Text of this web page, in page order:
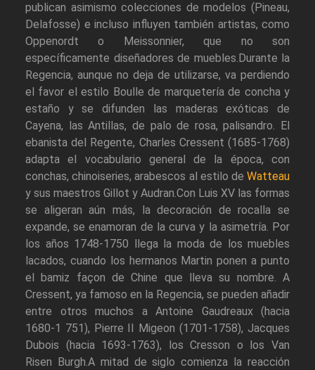
publican asimismo colecciones de modelos (Pineau,
Delafosse) e incluso influyen también artistas, como
Oppenordt o Meissonnier, que no son
específicamente diseñadores de muebles.Durante la
Regencia, aunque no deja de utilizarse, va perdiendo
el favor el estilo Boulle de marquetería de concha y
estaño y se difunden las maderas exóticas de
Cayena, las Antillas, de palo de rosa, palisandro. El
ebanista del Regente, Charles Cressent (1685-1768)
adapta el vocabulario general de la época, con
conchas, chinoiseries, arabescos al estilo de Watteau
y sus maestros Gillot y Audran.Con Luis XV las formas
se aligeran aún más, la decoración de rocalla se
expande, se enamoran de la curva y la asimetría. Por
los años 1748-1750 llega la moda de los muebles
lacados, cuando los hermanos Martin ponen a punto
el bamiz façon de Chine que lleva su nombre. A
Cressent, ya famoso en la Regencia, se pueden añadir
entre otros muchos a Antoine Gaudreaux (hacia
1680-1 751), Pierre II Migeon (1701-1758), Jacques
Dubois (hacia 1693-1763), los Cresson o los Van
Risen Burgh.A mitad de siglo comienza la reacción